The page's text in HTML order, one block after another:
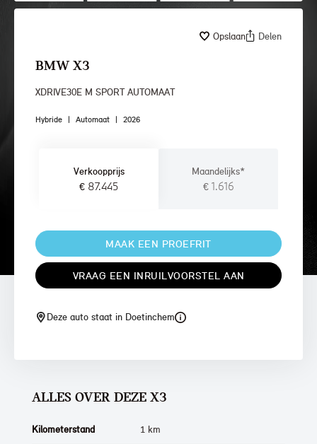
Opslaan Delen
BMW X3
XDRIVE30E M SPORT AUTOMAAT
Hybride | Automaat | 2026
Verkoopprijs
€ 87.445
Maandelijks*
€ 1.616
MAAK EEN PROEFRIT
VRAAG EEN INRUILVOORSTEL AAN
Deze auto staat in Doetinchem
ALLES OVER DEZE X3
Kilometerstand 1 km